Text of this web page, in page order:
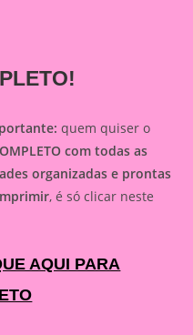
quem quiser o
com todas as
organizadas e prontas
, é só clicar neste
AQUI PARA